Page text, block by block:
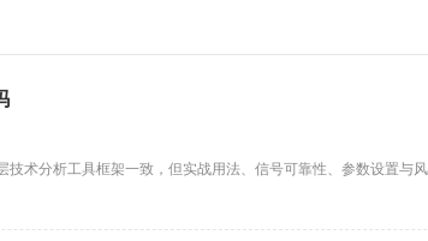
技术分析工具框架一致，但实战用法、信号可靠性、参数设置与